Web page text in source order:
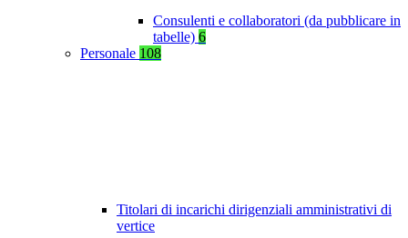
Consulenti e collaboratori (da pubblicare in
tabelle) 6
Personale 108
Titolari di incarichi dirigenziali amministrativi di
vertice